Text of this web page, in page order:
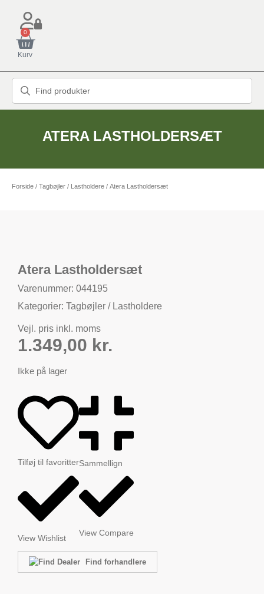
0
Kurv
ATERA LASTHOLDERSÆT
Forside / Tagbøjler / Lastholdere / Atera Lastholdersæt
Atera Lastholdersæt
Varenummer: 044195
Kategorier: Tagbøjler / Lastholdere
Vejl. pris inkl. moms
1.349,00 kr.
Ikke på lager
Tilføj til favoritter
View Wishlist
Sammellign
View Compare
Find forhandlere